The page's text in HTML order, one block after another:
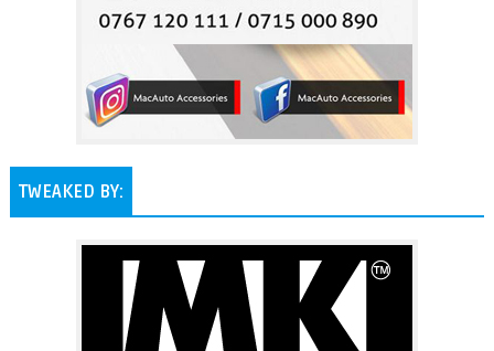
TWEAKED BY: